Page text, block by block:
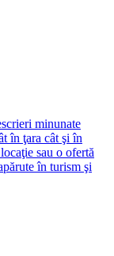
minunate
în ţara cât şi în
sau o ofertă
în turism şi